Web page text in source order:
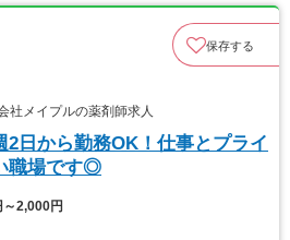
保存する
メイプルの薬剤師求人
2日から勤務OK！仕事とプライ
職場です◎
～2,000円